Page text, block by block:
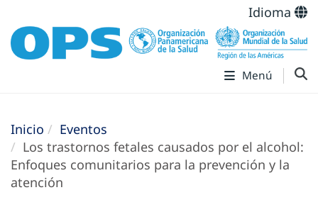
Idioma
Menú
Inicio
Eventos
Los trastornos fetales causados por el alcohol:
Enfoques comunitarios para la prevención y la
atención